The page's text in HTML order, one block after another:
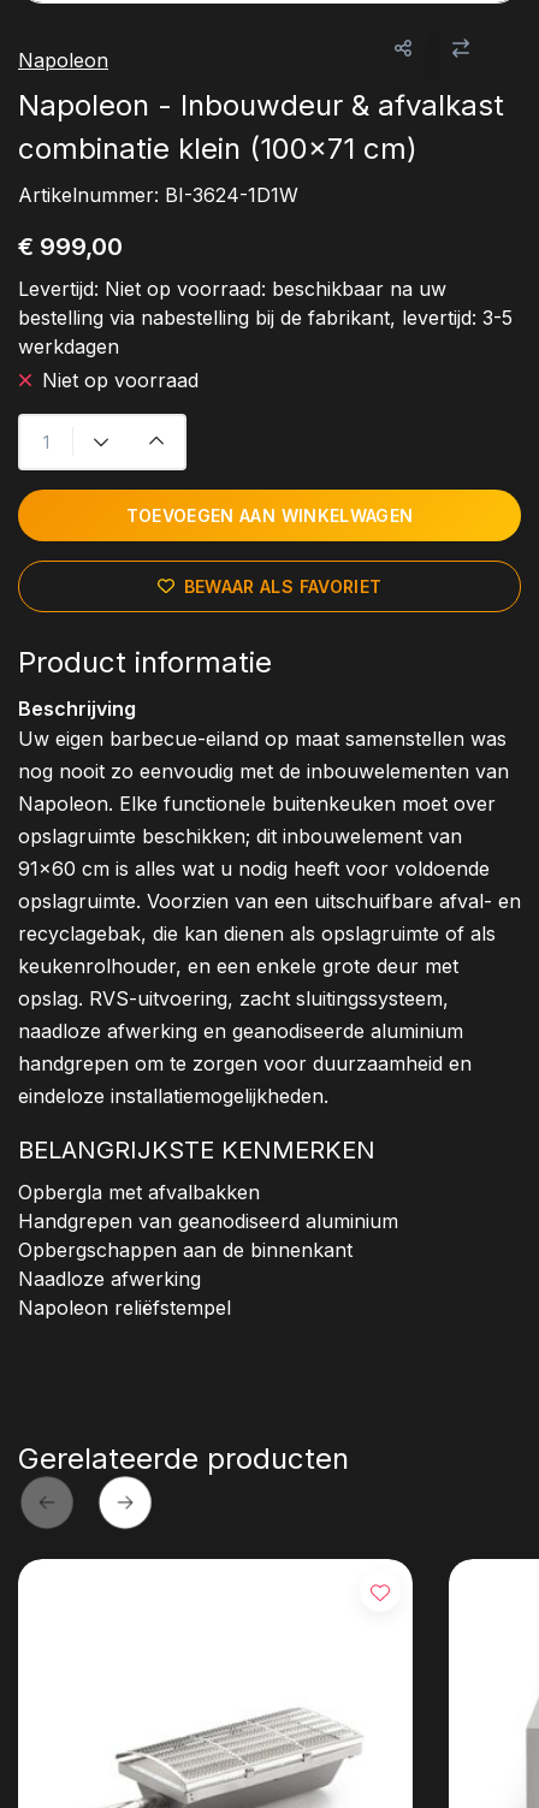
Napoleon
Napoleon - Inbouwdeur & afvalkast
combinatie klein (100x71 cm)
Artikelnummer: BI-3624-1D1W
€ 999,00
Levertijd: Niet op voorraad: beschikbaar na uw
bestelling via nabestelling bij de fabrikant, levertijd: 3-5
werkdagen
Niet op voorraad
TOEVOEGEN AAN WINKELWAGEN
BEWAAR ALS FAVORIET
Product informatie
Beschrijving
Uw eigen barbecue-eiland op maat samenstellen was
nog nooit zo eenvoudig met de inbouwelementen van
Napoleon. Elke functionele buitenkeuken moet over
opslagruimte beschikken; dit inbouwelement van
91x60 cm is alles wat u nodig heeft voor voldoende
opslagruimte. Voorzien van een uitschuifbare afval- en
recyclagebak, die kan dienen als opslagruimte of als
keukenrolhouder, en een enkele grote deur met
opslag. RVS-uitvoering, zacht sluitingssysteem,
naadloze afwerking en geanodiseerde aluminium
handgrepen om te zorgen voor duurzaamheid en
eindeloze installatiemogelijkheden.
BELANGRIJKSTE KENMERKEN
Opbergla met afvalbakken
Handgrepen van geanodiseerd aluminium
Opbergschappen aan de binnenkant
Naadloze afwerking
Napoleon reliëfstempel
Gerelateerde producten